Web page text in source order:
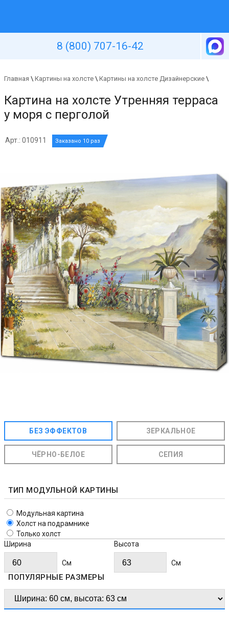
8 (800) 707-16-42
Главная \ Картины на холсте \ Картины на холсте Дизайнерские \
Картина на холсте Утренняя терраса
у моря с перголой
Арт.: 010911 Заказано 10 раз
БЕЗ ЭФФЕКТОВ ЗЕРКАЛЬНОЕ
ЧЁРНО-БЕЛОЕ СЕПИЯ
ТИП МОДУЛЬНОЙ КАРТИНЫ
Модульная картина
Холст на подрамнике
Только холст
Ширина
Cм
Высота
Cм
ПОПУЛЯРНЫЕ РАЗМЕРЫ